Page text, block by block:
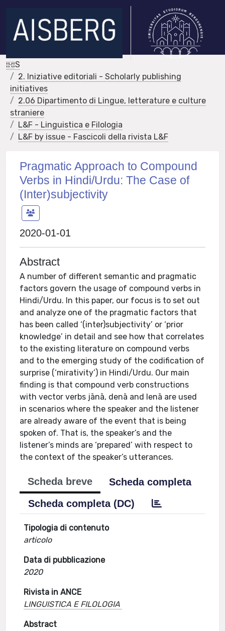
IRIS
2. Iniziative editoriali - Scholarly publishing
initiatives
2.06 Dipartimento di Lingue, letterature e culture
straniere
L&F - Linguistica e Filologia
L&F by issue - Fascicoli della rivista L&F
Pragmatic Approach to Compound
Verbs in Hindi/Urdu: The Case of
(Inter)subjectivity
2020-01-01
Abstract
A number of different semantic and pragmatic
factors govern the usage of compound verbs in
Hindi/Urdu. In this paper, our focus is to set out
and analyze one of the pragmatic factors that
has been called ‘(inter)subjectivity’ or ‘prior
knowledge’ in detail and see how that correlates
to the existing literature on compound verbs
and to the emerging study of the codification of
surprise (‘mirativity’) in Hindi/Urdu. Our main
finding is that compound verb constructions
with vector verbs jānā, denā and lenā are used
in scenarios where the speaker and the listener
are already aware of the event that is being
spoken of. That is, the speaker’s and the
listener’s minds are ‘prepared’ with respect to
the context of the speaker’s utterances.
Scheda breve
Scheda completa
Scheda completa (DC)
Tipologia di contenuto
articolo
Data di pubblicazione
2020
Rivista in ANCE
LINGUISTICA E FILOLOGIA
Abstract